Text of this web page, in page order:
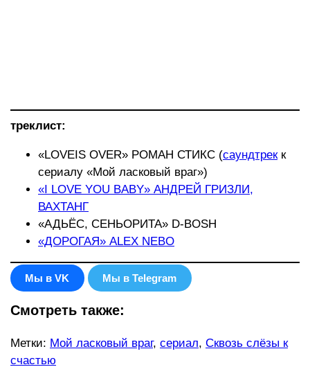
треклист:
«LOVEIS OVER» РОМАН СТИКС (саундтрекк
сериалу «Мой ласковый враг»)
«I LOVE YOU BABY» АНДРЕЙ ГРИЗЛИ,
ВАХТАНГ
«АДЬЁС, СЕНЬОРИТА» D-BOSH
«ДОРОГАЯ» ALEX NEBO
Мы в VK Мы в Telegram
Смотреть также:
Метки: Мой ласковый враг, сериал, Сквозь слёзы к
счастью